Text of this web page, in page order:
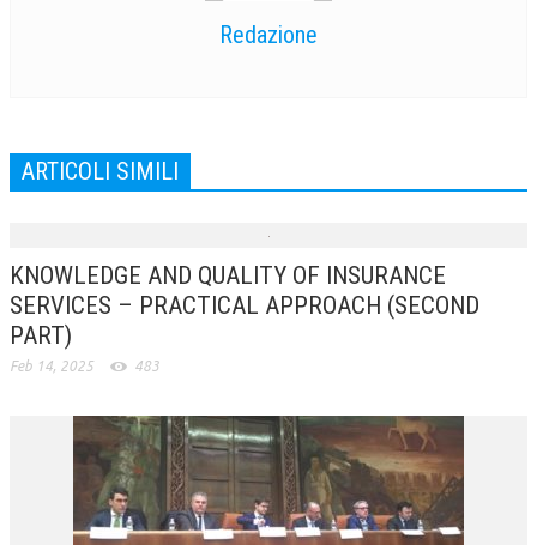
PUBBLICAZIONI
TELEGRAM
DOCUMENTI
TESI DI LAUREA
MATERIALE DIDATTICO
INVITI E PROMOZIONI
Redazione
ARTICOLI SIMILI
KNOWLEDGE AND QUALITY OF INSURANCE
SERVICES – PRACTICAL APPROACH (SECOND
PART)
Feb 14, 2025 483